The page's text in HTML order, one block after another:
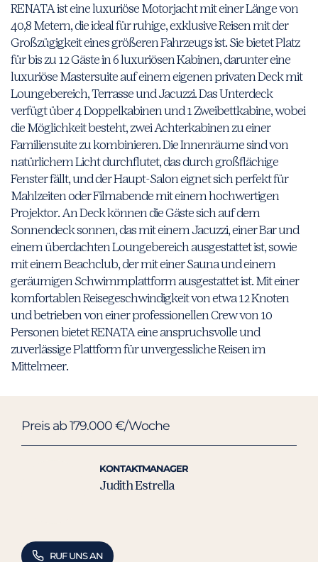
RENATA ist eine luxuriöse Motorjacht mit einer Länge von
40,8 Metern, die ideal für ruhige, exklusive Reisen mit der
Großzügigkeit eines größeren Fahrzeugs ist. Sie bietet Platz
für bis zu 12 Gäste in 6 luxuriösen Kabinen, darunter eine
luxuriöse Mastersuite auf einem eigenen privaten Deck mit
Loungebereich, Terrasse und Jacuzzi. Das Unterdeck
verfügt über 4 Doppelkabinen und 1 Zweibettkabine, wobei
die Möglichkeit besteht, zwei Achterkabinen zu einer
Familiensuite zu kombinieren. Die Innenräume sind von
natürlichem Licht durchflutet, das durch großflächige
Fenster fällt, und der Haupt-Salon eignet sich perfekt für
Mahlzeiten oder Filmabende mit einem hochwertigen
Projektor. An Deck können die Gäste sich auf dem
Sonnendeck sonnen, das mit einem Jacuzzi, einer Bar und
einem überdachten Loungebereich ausgestattet ist, sowie
mit einem Beachclub, der mit einer Sauna und einem
geräumigen Schwimmplattform ausgestattet ist. Mit einer
komfortablen Reisegeschwindigkeit von etwa 12 Knoten
und betrieben von einer professionellen Crew von 10
Personen bietet RENATA eine anspruchsvolle und
zuverlässige Plattform für unvergessliche Reisen im
Mittelmeer.
Preis ab 179.000 €/Woche
KONTAKTMANAGER
Judith Estrella
RUF UNS AN